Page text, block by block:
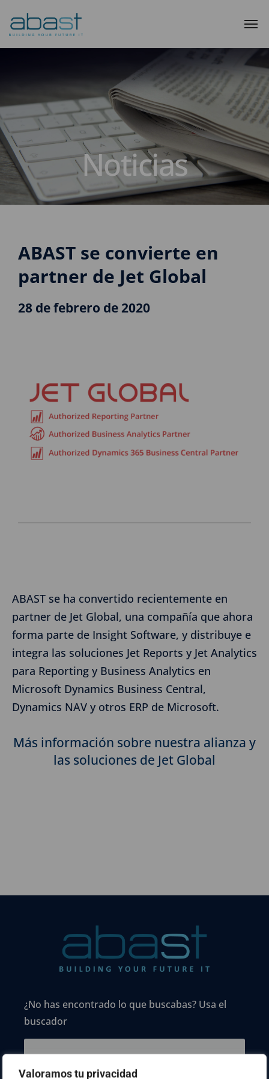
Valoramos tu privacidad
Noticias
ABAST se convierte en
partner de Jet Global
28 de febrero de 2020
ABAST se ha convertido recientemente en
partner de Jet Global, una compañía que ahora
forma parte de Insight Software, y distribuye e
integra las soluciones Jet Reports y Jet Analytics
para Reporting y Business Analytics en
Microsoft Dynamics Business Central,
Dynamics NAV y otros ERP de Microsoft.
Más información sobre nuestra alianza y
las soluciones de Jet Global
¿No has encontrado lo que buscabas? Usa el
buscador